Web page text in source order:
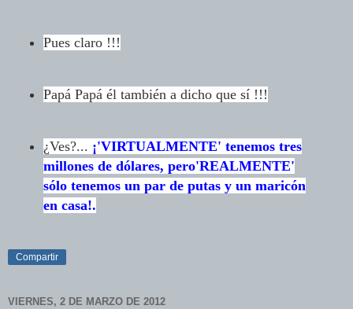
Pues claro !!!
Papá Papá él también a dicho que sí !!!
¿Ves?... ¡'VIRTUALMENTE' tenemos tres
millones de dólares, pero'REALMENTE'
sólo tenemos un par de putas y un maricón
en casa!.
Compartir
VIERNES, 2 DE MARZO DE 2012